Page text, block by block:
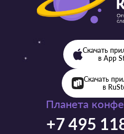
Планета
+7 495
Скачать
в App
Скачать
в